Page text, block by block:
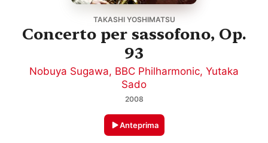
TAKASHI YOSHIMATSU
Concerto per sassofono, Op.
93
Nobuya Sugawa, BBC Philharmonic, Yutaka
Sado
2008
Anteprima